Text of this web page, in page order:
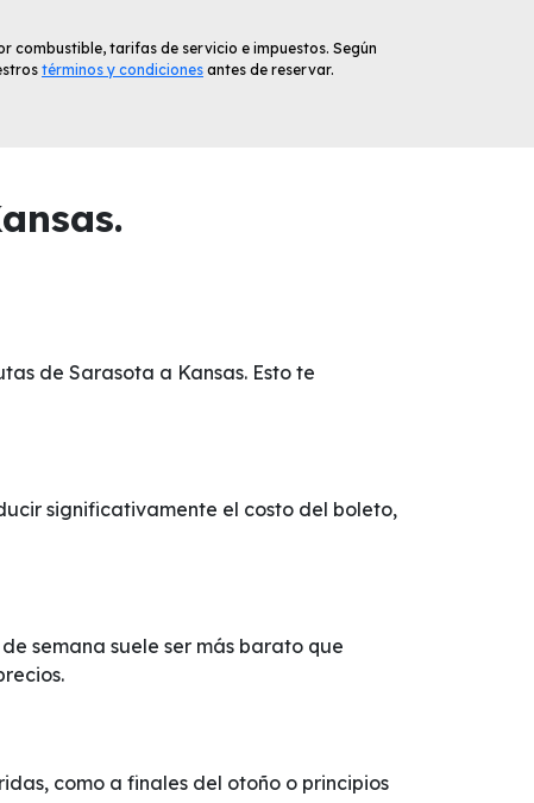
combustible, tarifas de servicio e impuestos. Según
términos y condiciones antes de reservar.
de Sarasota a Kansas. Esto te
significativamente el costo del boleto,
semana suele ser más barato que
como a finales del otoño o principios